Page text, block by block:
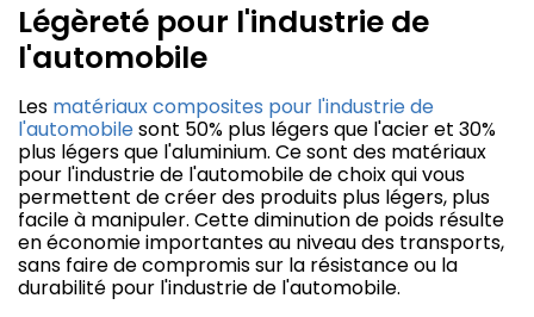
Légèreté pour l'industrie de
l'automobile
Les matériaux composites pour l'industrie de
l'automobilesont 50% plus légers que l'acier et 30%
plus légers que l'aluminium. Ce sont des matériaux
pour l'industrie de l'automobile de choix qui vous
permettent de créer des produits plus légers, plus
facile à manipuler. Cette diminution de poids résulte
en économie importantes au niveau des transports,
sans faire de compromis sur la résistance ou la
durabilité pour l'industrie de l'automobile.